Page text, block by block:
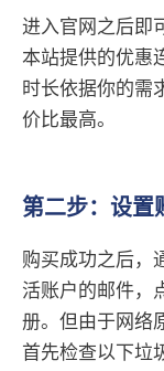
进入官网之后即
本站提供的优惠
时长依据你的需
价比最高。
第二步：设置
购买成功之后，
活账户的邮件，
册。但由于网络
首先检查以下垃